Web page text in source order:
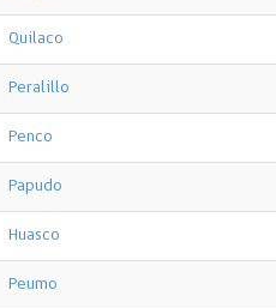
Quilaco
Peralillo
Penco
Papudo
Huasco
Peumo